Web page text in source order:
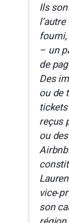
Ils
– un
de
Des
ou de
reçus
ou
son